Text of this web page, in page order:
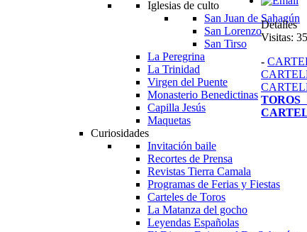
Iglesias de culto
San Juan de Sahagún
San Lorenzo
San Tirso
La Peregrina
La Trinidad
Virgen del Puente
Monasterio Benedictinas
Capilla Jesús
Maquetas
Curiosidades
Invitación baile
Recortes de Prensa
Revistas Tierra Camala
Programas de Ferias y Fiestas
Carteles de Toros
La Matanza del gocho
Leyendas Españolas
Detalles
Visitas:
-
TOROS